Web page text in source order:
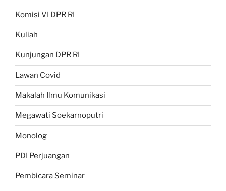
Komisi VI DPR RI
Kuliah
Kunjungan DPR RI
Lawan Covid
Makalah Ilmu Komunikasi
Megawati Soekarnoputri
Monolog
PDI Perjuangan
Pembicara Seminar